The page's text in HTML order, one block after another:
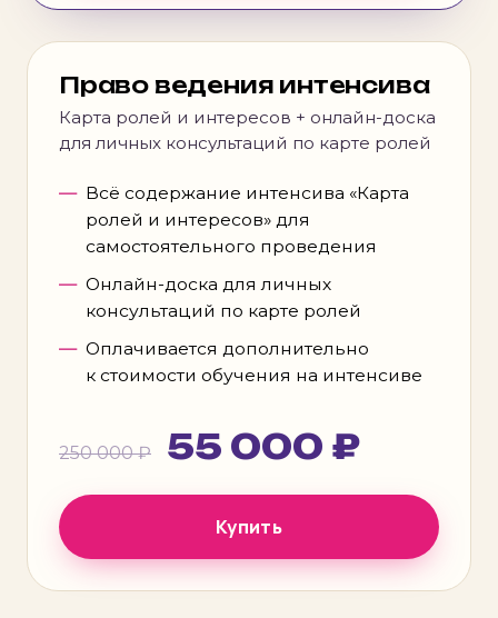
Право ведения интенсива
Карта ролей и интересов + онлайн-доска
для личных консультаций по карте ролей
Всё содержание интенсива «Карта
ролей и интересов» для
самостоятельного проведения
Онлайн-доска для личных
консультаций по карте ролей
Оплачивается дополнительно
к стоимости обучения на интенсиве
250 000 ₽ 55 000 ₽
Купить